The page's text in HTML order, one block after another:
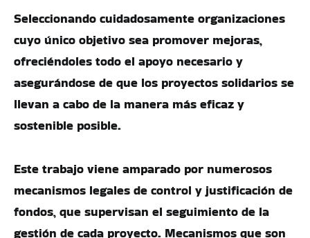
Seleccionando cuidadosamente organizaciones
cuyo único objetivo sea promover mejoras,
ofreciéndoles todo el apoyo necesario y
asegurándose de que los proyectos solidarios se
llevan a cabo de la manera más eficaz y
sostenible posible.
Este trabajo viene amparado por numerosos
mecanismos legales de control y justificación de
fondos, que supervisan el seguimiento de la
gestión de cada proyecto. Mecanismos que son